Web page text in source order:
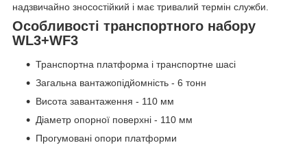
надзвичайно зносостійкий і має тривалий термін служби.
Особливості транспортного набору
WL3+WF3
Транспортна платформа і транспортне шасі
Загальна вантажопідйомність - 6 тонн
Висота завантаження - 110 мм
Діаметр опорної поверхні - 110 мм
Прогумовані опори платформи